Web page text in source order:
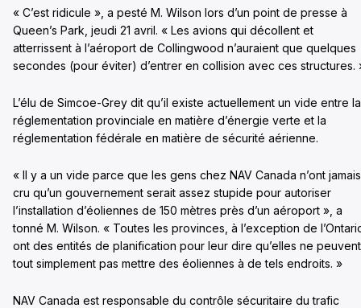
« C’est ridicule », a pesté M. Wilson lors d’un point de presse à
Queen’s Park, jeudi 21 avril. « Les avions qui décollent et
atterrissent à l’aéroport de Collingwood n’auraient que quelques
secondes (pour éviter) d’entrer en collision avec ces structures.
L’élu de Simcoe-Grey dit qu’il existe actuellement un vide entre la
réglementation provinciale en matière d’énergie verte et la
réglementation fédérale en matière de sécurité aérienne.
« Il y a un vide parce que les gens chez NAV Canada n’ont jamais
cru qu’un gouvernement serait assez stupide pour autoriser
l’installation d’éoliennes de 150 mètres près d’un aéroport », a
tonné M. Wilson. « Toutes les provinces, à l’exception de
ont des entités de planification pour leur dire qu’elles ne peuvent
tout simplement pas mettre des éoliennes à de tels endroits. »
NAV Canada est responsable du contrôle sécuritaire du trafic